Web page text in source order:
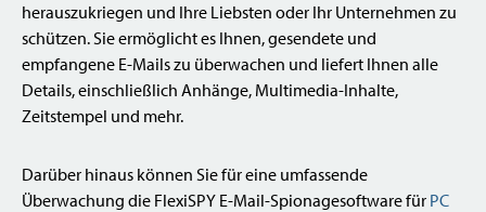
herauszukriegen und Ihre Liebsten oder Ihr Unternehmen zu
schützen. Sie ermöglicht es Ihnen, gesendete und
empfangene E-Mails zu überwachen und liefert Ihnen alle
Details, einschließlich Anhänge, Multimedia-Inhalte,
Zeitstempel und mehr.
Darüber hinaus können Sie für eine umfassende
Überwachung die FlexiSPY E-Mail-Spionagesoftware für PC